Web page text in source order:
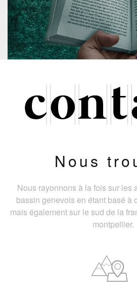
Nous
Nous rayonnons à la fois sur les
bassin genevois en étant basé à
mais également sur le sud de la
montpellier.